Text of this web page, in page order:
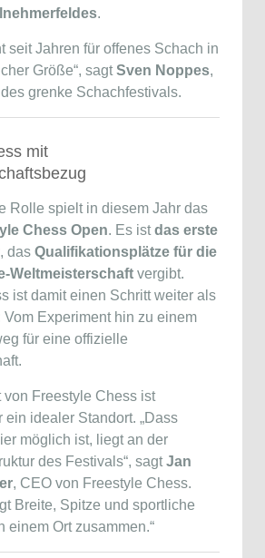
.
seit Jahren für offenes Schach in
Größe“, sagtSven Noppes,
grenke Schachfestivals.
mit
Rolle spielt in diesem Jahr das
Chess Open. Es istdas erste
, das Qualifikationsplätze für die
Weltmeisterschaft vergibt.
ist damit einen Schritt weiter als
Vom Experiment hin zu einem
für eine offizielle
Freestyle Chess ist
ein idealer Standort. „Dass
möglich ist, liegt an der
des Festivals“, sagtJan
, CEO von Freestyle Chess.
Breite, Spitze und sportliche
einem Ort zusammen.“